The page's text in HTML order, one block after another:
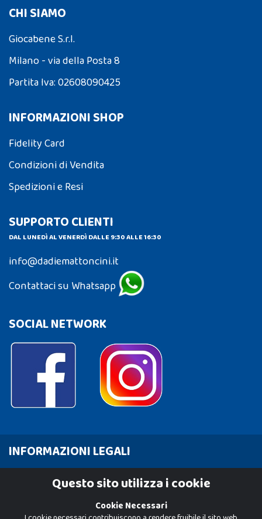
CHI SIAMO
Giocabene S.r.l.
Milano - via della Posta 8
Partita Iva: 02608090425
INFORMAZIONI SHOP
Fidelity Card
Condizioni di Vendita
Spedizioni e Resi
SUPPORTO CLIENTI
DAL LUNEDÌ AL VENERDÌ DALLE 9:30 ALLE 16:30
info@dadiemattoncini.it
Contattaci su Whatsapp
SOCIAL NETWORK
INFORMAZIONI LEGALI
Cookie PolicyQuesto sito utilizza i cookie
Cookie Necessari